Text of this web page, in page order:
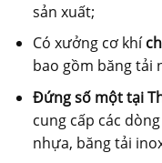
sản xuất;
Có xưởng cơ khí
bao gồm băng tải
Đứng số một tại
cung cấp các
nhựa, băng tải